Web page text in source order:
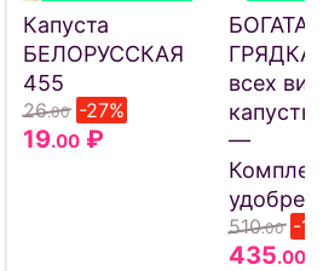
Капуста
БЕЛОРУССКАЯ
455
26.00 -27%
19.00 ₽
БОГАТАЯ
ГРЯДКА
всех
капусты
—
510.00 -
435.00